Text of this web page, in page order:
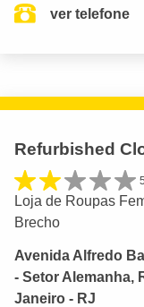
ver telefone
Refurbished
Loja de Roupas
Brecho
Avenida Alfredo
- Setor Alemanha,
Janeiro - RJ